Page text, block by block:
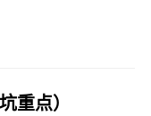
重点）